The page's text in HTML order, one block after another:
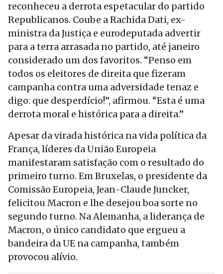
reconheceu a derrota espetacular do partido
Republicanos. Coube a Rachida Dati, ex-
ministra da Justiça e eurodeputada advertir
para a terra arrasada no partido, até janeiro
considerado um dos favoritos. “Penso em
todos os eleitores de direita que fizeram
campanha contra uma adversidade tenaz e
digo: que desperdício!”, afirmou. “Esta é uma
derrota moral e histórica para a direita.”
Apesar da virada histórica na vida política da
França, líderes da União Europeia
manifestaram satisfação com o resultado do
primeiro turno. Em Bruxelas, o presidente da
Comissão Europeia, Jean-Claude Juncker,
felicitou Macron e lhe desejou boa sorte no
segundo turno. Na Alemanha, a liderança de
Macron, o único candidato que ergueu a
bandeira da UE na campanha, também
provocou alívio.